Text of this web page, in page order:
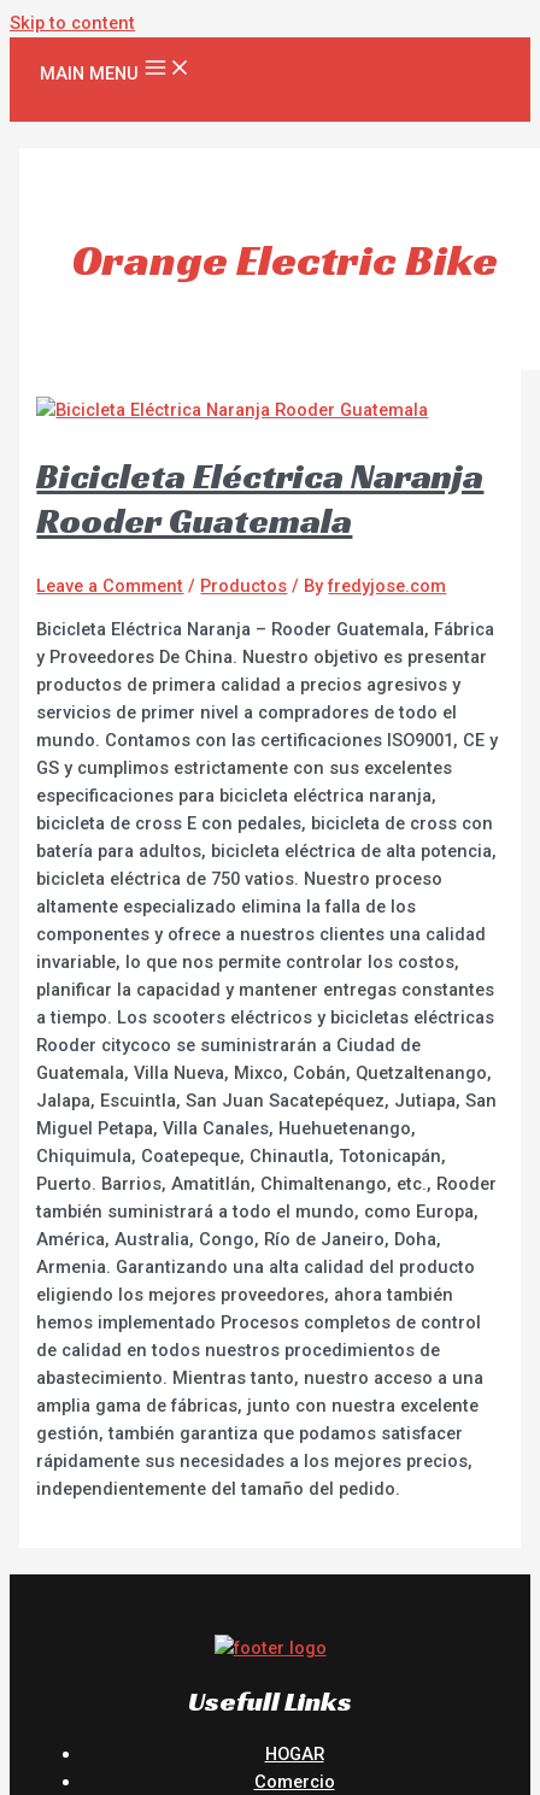
Skip to content
MAIN MENU
Orange Electric Bike
Bicicleta Eléctrica Naranja
Rooder Guatemala
Leave a Comment / Productos / Byfredyjose.com
Bicicleta Eléctrica Naranja – Rooder Guatemala, Fábrica
y Proveedores De China. Nuestro objetivo es presentar
productos de primera calidad a precios agresivos y
servicios de primer nivel a compradores de todo el
mundo. Contamos con las certificaciones ISO9001, CE y
GS y cumplimos estrictamente con sus excelentes
especificaciones para bicicleta eléctrica naranja,
bicicleta de cross E con pedales, bicicleta de cross con
batería para adultos, bicicleta eléctrica de alta potencia,
bicicleta eléctrica de 750 vatios. Nuestro proceso
altamente especializado elimina la falla de los
componentes y ofrece a nuestros clientes una calidad
invariable, lo que nos permite controlar los costos,
planificar la capacidad y mantener entregas constantes
a tiempo. Los scooters eléctricos y bicicletas eléctricas
Rooder citycoco se suministrarán a Ciudad de
Guatemala, Villa Nueva, Mixco, Cobán, Quetzaltenango,
Jalapa, Escuintla, San Juan Sacatepéquez, Jutiapa, San
Miguel Petapa, Villa Canales, Huehuetenango,
Chiquimula, Coatepeque, Chinautla, Totonicapán,
Puerto. Barrios, Amatitlán, Chimaltenango, etc., Rooder
también suministrará a todo el mundo, como Europa,
América, Australia, Congo, Río de Janeiro, Doha,
Armenia. Garantizando una alta calidad del producto
eligiendo los mejores proveedores, ahora también
hemos implementado Procesos completos de control
de calidad en todos nuestros procedimientos de
abastecimiento. Mientras tanto, nuestro acceso a una
amplia gama de fábricas, junto con nuestra excelente
gestión, también garantiza que podamos satisfacer
rápidamente sus necesidades a los mejores precios,
independientemente del tamaño del pedido.
Usefull Links
HOGAR
Comercio